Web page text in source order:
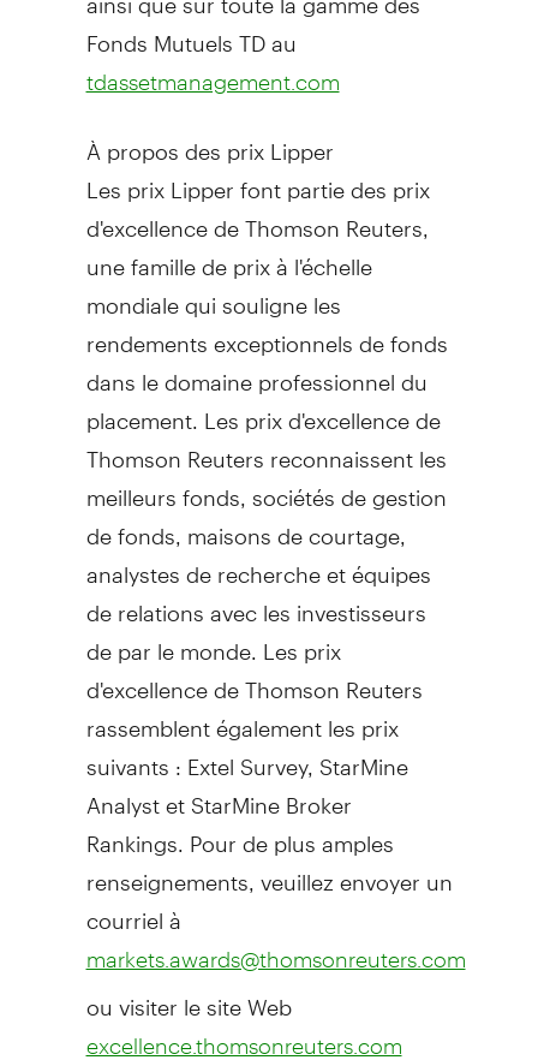
Fonds Mutuels TD au
tdassetmanagement.com
À propos des prix Lipper
Les prix Lipper font partie des prix
d'excellence de Thomson Reuters,
une famille de prix à l'échelle
mondiale qui souligne les
rendements exceptionnels de fonds
dans le domaine professionnel du
placement. Les prix d'excellence de
Thomson Reuters reconnaissent les
meilleurs fonds, sociétés de gestion
de fonds, maisons de courtage,
analystes de recherche et équipes
de relations avec les investisseurs
de par le monde. Les prix
d'excellence de Thomson Reuters
rassemblent également les prix
suivants : Extel Survey, StarMine
Analyst et StarMine Broker
Rankings. Pour de plus amples
renseignements, veuillez envoyer un
courriel à
markets.awards@thomsonreuters.com
ou visiter le site Web
excellence.thomsonreuters.com